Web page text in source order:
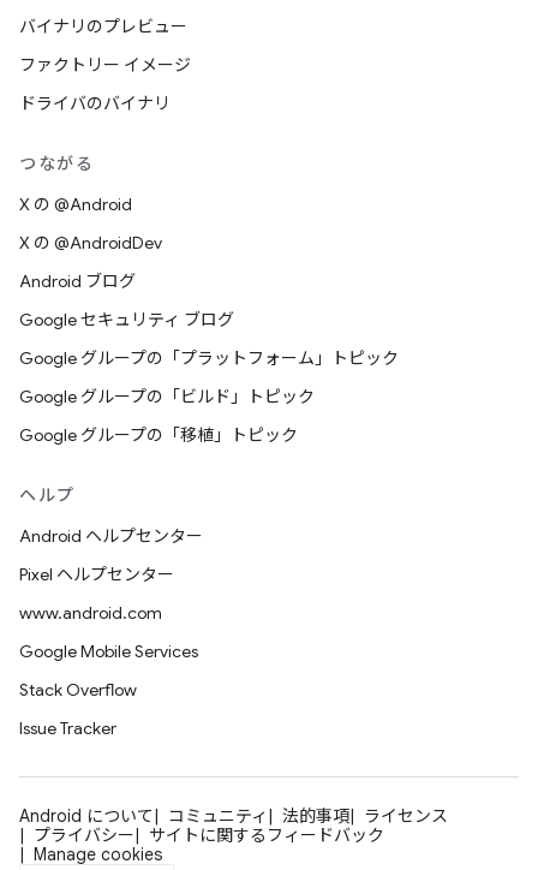
バイナリのプレビュー
ファクトリー イメージ
ドライバのバイナリ
つながる
X の @Android
X の @AndroidDev
Android ブログ
Google セキュリティ ブログ
Google グループの「プラットフォーム」トピック
Google グループの「ビルド」トピック
Google グループの「移植」トピック
ヘルプ
Android ヘルプセンター
Pixel ヘルプセンター
www.android.com
Google Mobile Services
Stack Overflow
Issue Tracker
Android について コミュニティ 法的事項
ライセンス
プライバシー
サイトに関するフィードバック
Manage cookies